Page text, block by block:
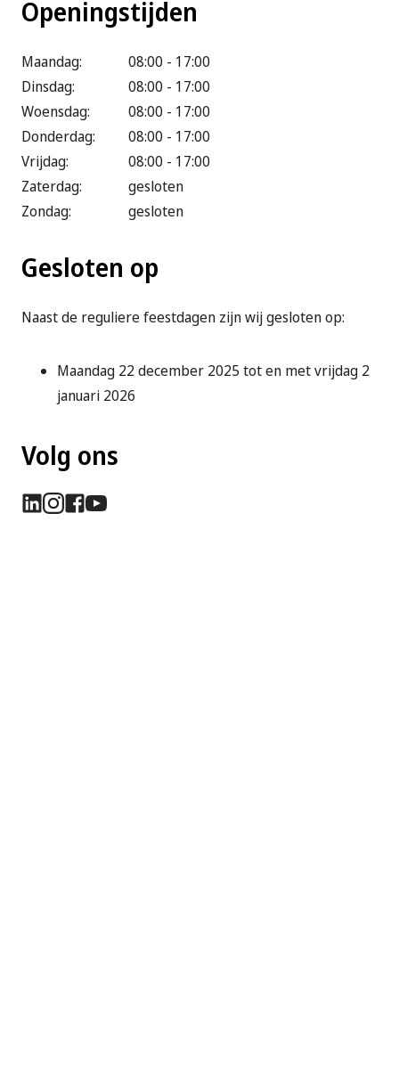
Openingstijden
Maandag:
08:00 - 17:00
Dinsdag:
08:00 - 17:00
Woensdag:
08:00 - 17:00
Donderdag:
08:00 - 17:00
Vrijdag:
08:00 - 17:00
Zaterdag:
gesloten
Zondag:
gesloten
Gesloten op
Naast de reguliere feestdagen zijn wij gesloten op:
Maandag 22 december 2025 tot en met vrijdag 2
januari 2026
Volg ons